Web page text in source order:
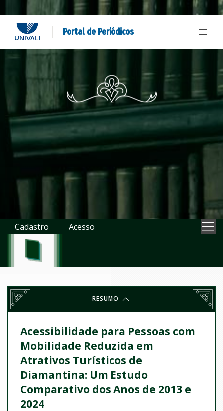
Portal de Periódicos
Cadastro Acesso
RESUMO
Acessibilidade para Pessoas com
Mobilidade Reduzida em
Atrativos Turísticos de
Diamantina: Um Estudo
Comparativo dos Anos de 2013 e
2024